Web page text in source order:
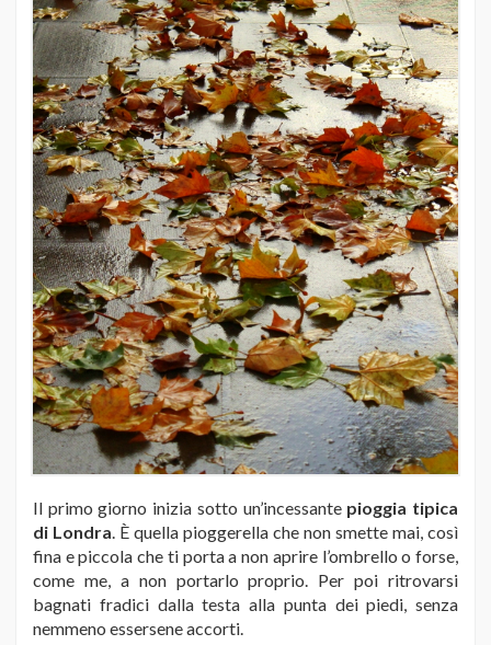
Il primo giorno inizia sotto un’incessante pioggia tipica
di Londra . È quella pioggerella che non smette mai, così
fina e piccola che ti porta a non aprire l’ombrello o forse,
come me, a non portarlo proprio. Per poi ritrovarsi
bagnati fradici dalla testa alla punta dei piedi, senza
nemmeno essersene accorti.